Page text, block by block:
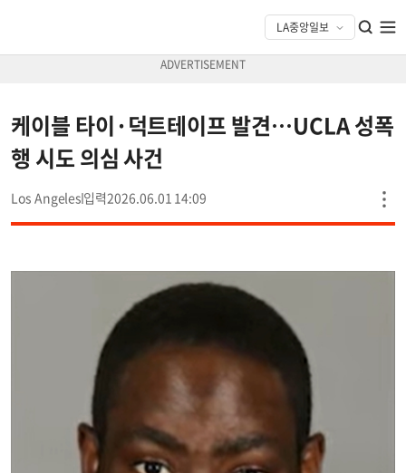
케이블 타이·덕트테이프 발견…UCLA 성폭
행 시도 의심 사건
Los Angeles 2026.06.01 14:09